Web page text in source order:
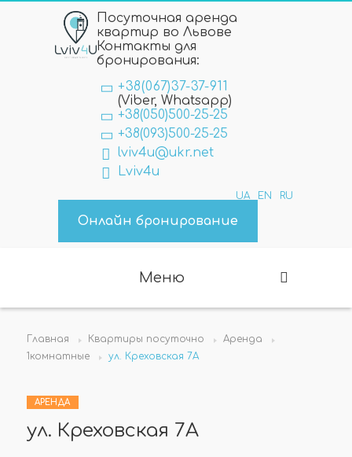
Посуточная аренда
квартир во Львове
Контакты для
бронирования:
+38(067)37-37-911
(Viber, Whatsapp)
+38(050)500-25-25
+38(093)500-25-25
lviv4u@ukr.net
Lviv4u
UA EN RU
Онлайн бронирование
Меню
Главная Квартиры посуточно
Аренда
1комнатные
ул. Креховская 7А
АРЕНДА
ул. Креховская 7А